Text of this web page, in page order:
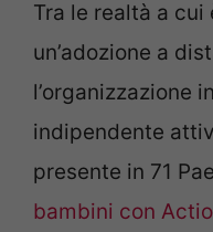
Tra le realtà a
un’adozione a
l’organizzazione
indipendente
presente in 71
bambini con